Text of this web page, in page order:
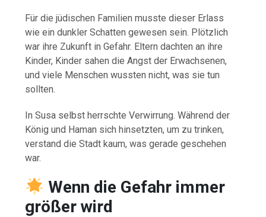
Für die jüdischen Familien musste dieser Erlass
wie ein dunkler Schatten gewesen sein. Plötzlich
war ihre Zukunft in Gefahr. Eltern dachten an ihre
Kinder, Kinder sahen die Angst der Erwachsenen,
und viele Menschen wussten nicht, was sie tun
sollten.
In Susa selbst herrschte Verwirrung. Während der
König und Haman sich hinsetzten, um zu trinken,
verstand die Stadt kaum, was gerade geschehen
war.
Wenn die Gefahr immer
größer wird